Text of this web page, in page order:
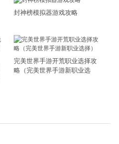
封神榜模拟器游戏攻略
完美世界手游开荒职业选择攻
略（完美世界手游新职业选